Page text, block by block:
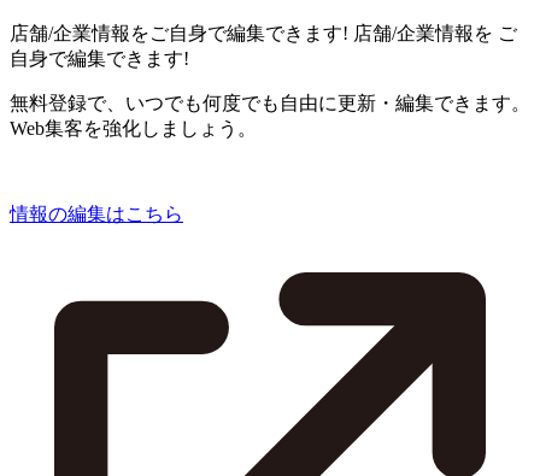
店舗/企業情報をご自身で編集できます! 店舗/企業情報を ご
自身で編集できます!
無料登録で、いつでも何度でも自由に更新・編集できます。
Web集客を強化しましょう。
情報の編集はこちら